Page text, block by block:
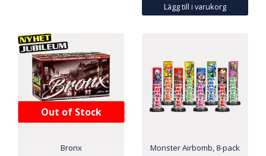
Lägg till i varukorg
Out of Stock
Bronx Monster Airbomb, 8-pack